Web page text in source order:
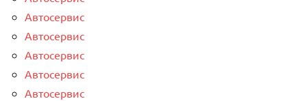
Автосервис
Автосервис
Автосервис
Автосервис
Автосервис